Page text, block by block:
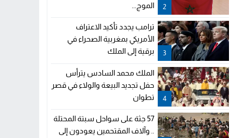
2
الموج...
3
ترامب يجدد تأكيد الاعتراف
الأمريكي بمغربية الصحراء في
برقية إلى الملك
4
الملك محمد السادس يترأس
حفل تجديد البيعة والولاء في قصر
تطوان
57 جثة على سواحل سبتة المحتلة
.. وآلاف المقتحمين يعودون إلى